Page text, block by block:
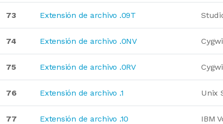
73 Extensión de archivo .09T
74 Extensión de archivo .0NV
75 Extensión de archivo .0RV
76 Extensión de archivo .1 Unix
77 Extensión de archivo .10
IBM